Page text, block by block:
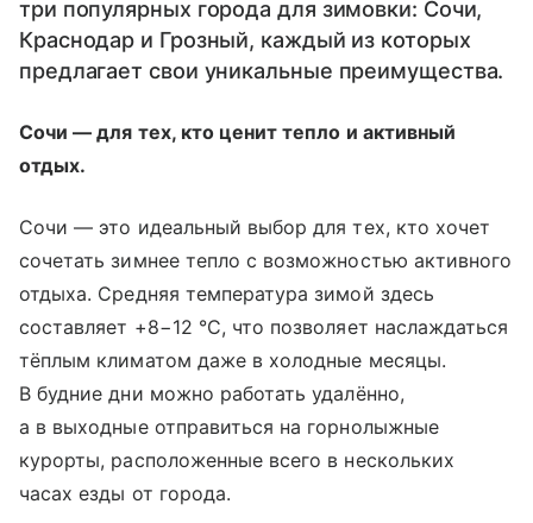
три популярных города для зимовки: Сочи,
Краснодар и Грозный, каждый из которых
предлагает свои уникальные преимущества.
Сочи — для тех, кто ценит тепло и активный
отдых.
Сочи — это идеальный выбор для тех, кто хочет
сочетать зимнее тепло с возможностью активного
отдыха. Средняя температура зимой здесь
составляет +8−12 °С, что позволяет наслаждаться
тёплым климатом даже в холодные месяцы.
В будние дни можно работать удалённо,
а в выходные отправиться на горнолыжные
курорты, расположенные всего в нескольких
часах езды от города.